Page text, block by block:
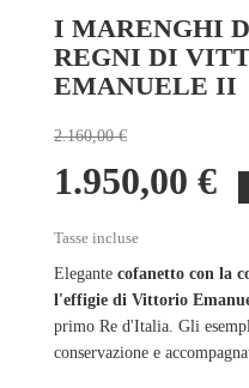
I MARENGHI
REGNI DI
EMANUELE II
2.160,00 €
1.950,00 €
Tasse incluse
Elegante cofanetto con la
l'effigie di Vittorio
primo Re d'Italia. Gli
conservazione e